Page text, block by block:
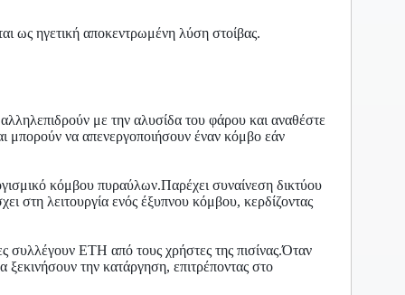
ως ηγετική αποκεντρωμένη λύση στοίβας.
με την αλυσίδα του φάρου και αναθέστε
μπορούν να απενεργοποιήσουν έναν κόμβο εάν
κόμβου πυραύλων.Παρέχει συναίνεση δικτύου
στη λειτουργία ενός έξυπνου κόμβου, κερδίζοντας
συλλέγουν ETH από τους χρήστες της πισίνας.Όταν
την κατάργηση, επιτρέποντας στο